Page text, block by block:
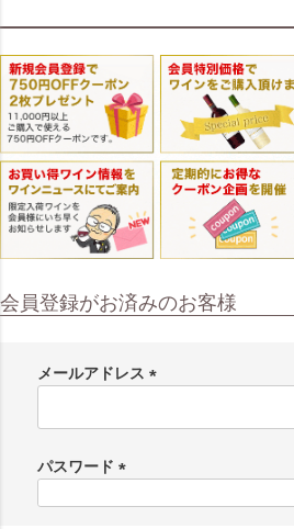
会員登録がお済みのお客様
メールアドレス
必
パスワード